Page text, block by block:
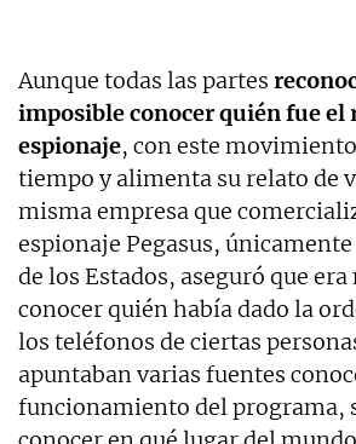
Aunque todas las partes
imposible conocer quién fue el
espionaje, con este
tiempo y alimenta su relato de
misma empresa que
espionaje Pegasus,
de los Estados, aseguró que
conocer quién había dado la
los teléfonos de ciertas
apuntaban varias fuentes
funcionamiento del programa,